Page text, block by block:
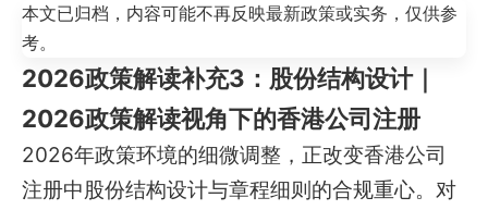
本文已归档，内容可能不再反映最新政策或实务，仅供参
考。
2026政策解读补充3：股份结构设计｜
2026政策解读视角下的香港公司注册
2026年政策环境的细微调整，正改变香港公司
注册中股份结构设计与章程细则的合规重心。对